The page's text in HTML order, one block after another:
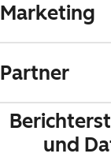
Marketing
Partner
und